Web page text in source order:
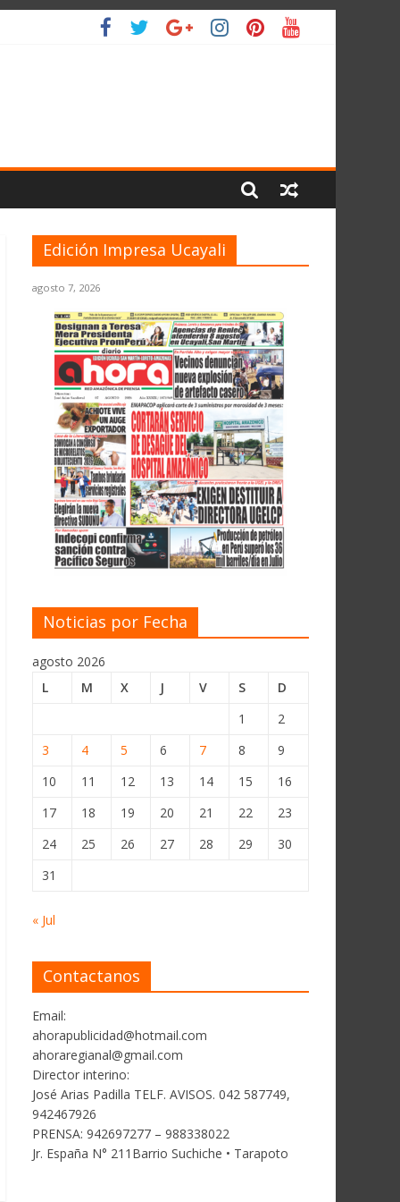
Edición Impresa Ucayali
agosto 7, 2026
Noticias por Fecha
agosto 2026
L
M X J V S
D
1
2
3
4 5 6 7 8
9
10
11 12 13 14 15
16
17
18 19 20 21 22
23
24
25 26 27 28 29
30
31
« Jul
Contactanos
Email:
ahorapublicidad@hotmail.com
ahoraregianal@gmail.com
Director interino:
José Arias Padilla TELF. AVISOS. 042 587749,
942467926
PRENSA: 942697277 – 988338022
Jr. España N° 211Barrio Suchiche • Tarapoto